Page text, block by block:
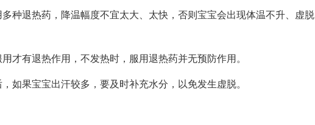
退热药，降温幅度不宜太大、太快，否则宝宝会出现体温不升、虚脱
有退热作用，不发热时，服用退热药并无预防作用。
果宝宝出汗较多，要及时补充水分，以免发生虚脱。